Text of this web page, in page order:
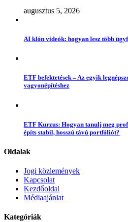
augusztus 5, 2026
AI klón videók: hogyan lesz több
ETF befektetések – Az egyik
vagyonépítéshez
ETF Kurzus: Hogyan tanulj meg
építs stabil, hosszú távú portfóliót?
Oldalak
Jogi közlemények
Kapcsolat
Kezdőoldal
Médiaajánlat
Kategóriák